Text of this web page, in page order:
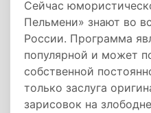
Сейчас
Пельмени» знают во
России. Программа
популярной и может
собственной
только заслуга
зарисовок на